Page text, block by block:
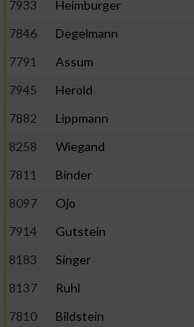
7933
Heimburger
7846
Degelmann
7791
Assum
7945
Herold
7882
Lippmann
8258
Wiegand
7811
Binder
8097
Ojo
7914
Gutstein
8183
Singer
8137
Ruhl
7810
Bildstein